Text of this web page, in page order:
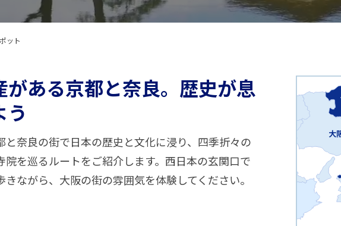
ット
ある京都と奈良。 歴史が息
う
と奈良の街で日本の歴史と文化に浸り、四季折々の
を巡るルートをご紹介します。西日本の玄関口で
ながら、大阪の街の雰囲気を体験してください。
大